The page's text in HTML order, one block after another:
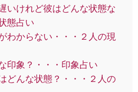
いけれど彼はどんな状態な
態占い
わからない・・・２人の現
印象？・・・印象占い
どんな状態？・・・２人の